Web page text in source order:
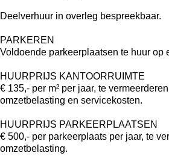
Deelverhuur in overleg bespreekbaar.
PARKEREN
Voldoende parkeerplaatsen te huur op
HUURPRIJS KANTOORRUIMTE
€ 135,- per m² per jaar, te
omzetbelasting en servicekosten.
HUURPRIJS PARKEERPLAATSEN
€ 500,- per parkeerplaats per jaar, te
omzetbelasting.